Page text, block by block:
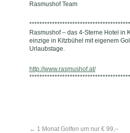
Rasmushof Team
Rasmushof – das 4-Sterne Hotel in
einzige in Kitzbühel mit eigenem
Urlaubstage.
http://www.rasmushof.at/
← 1 Monat Golfen um nur € 99,–